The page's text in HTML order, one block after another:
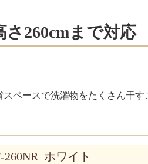
さ260cmまで対応
ペースで洗濯物をたくさん干
ホワイト